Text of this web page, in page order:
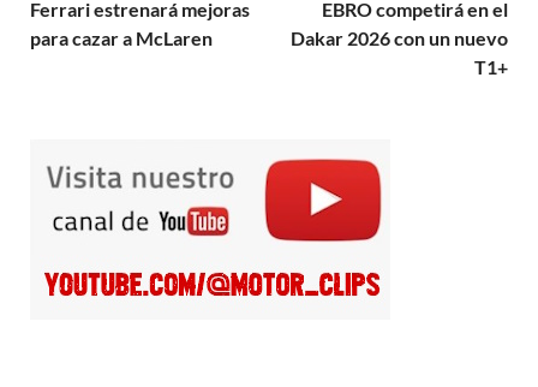
Ferrari estrenará mejoras
para cazar a McLaren
EBRO competirá en el
Dakar 2026 con un nuevo
T1+